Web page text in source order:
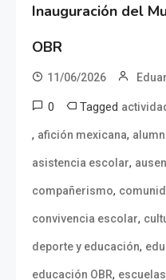
Inauguración del
OBR
11/06/2026
0 Tagged
, afición mexicana,
asistencia escolar,
compañerismo,
convivencia escolar,
deporte y educación,
educación OBR, escuelas